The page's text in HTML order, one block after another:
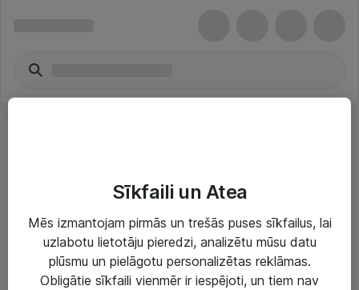
Risinājumi & Pakalpojumi
Sīkfaili un Atea
Mēs izmantojam pirmās un trešās puses sīkfailus, lai
uzlabotu lietotāju pieredzi, analizētu mūsu datu
plūsmu un pielāgotu personalizētas reklāmas.
Obligātie sīkfaili vienmēr ir iespējoti, un tiem nav